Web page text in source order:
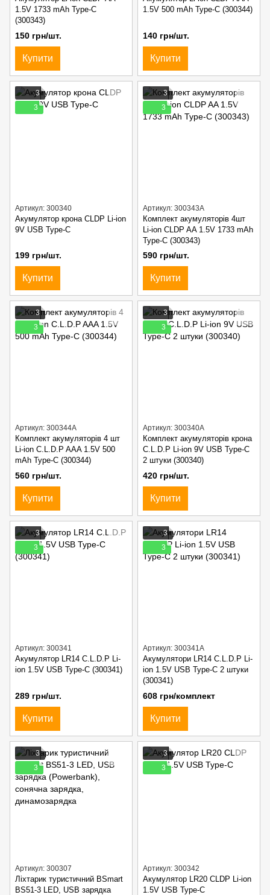
1.5V 1733 mAh Type-C
(300343)
150 грн/шт.
Купити
1.5V 500 mAh Type-C (300344)
140 грн/шт.
Купити
3
3
Артикул: 300340
Акумулятор крона CLDP Li-ion
9V USB Type-C
199 грн/шт.
Купити
3
3
Артикул: 300343A
Комплект акумуляторів 4шт
Li-ion CLDP AA 1.5V 1733 mAh
Type-C (300343)
590 грн/шт.
Купити
3
3
Артикул: 300344A
Комплект акумуляторів 4 шт
Li-ion C.L.D.P AAA 1.5V 500
mAh Type-C (300344)
560 грн/шт.
Купити
3
3
Артикул: 300340A
Комплект акумуляторів крона
C.L.D.P Li-ion 9V USB Type-C
2 штуки (300340)
420 грн/шт.
Купити
3
3
Артикул: 300341
Акумулятор LR14 C.L.D.P Li-
ion 1.5V USB Type-C (300341)
289 грн/шт.
Купити
3
3
Артикул: 300341A
Акумулятори LR14 C.L.D.P Li-
ion 1.5V USB Type-C 2 штуки
(300341)
608 грн/комплект
Купити
3
3
Артикул: 300307
Ліхтарик туристичний BSmart
BS51-3 LED, USB зарядка
3
3
Артикул: 300342
Акумулятор LR20 CLDP Li-ion
1.5V USB Type-C